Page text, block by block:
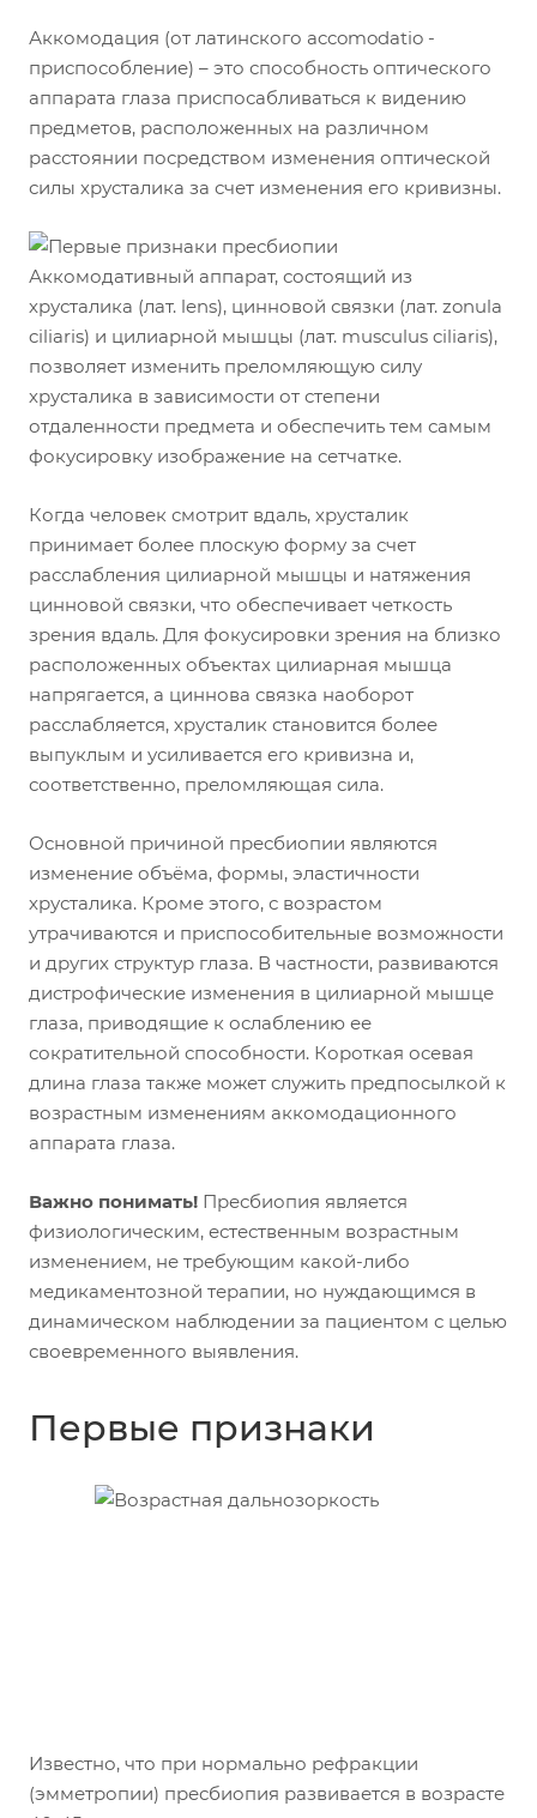
Аккомодация (от латинского accomodatio -
приспособление) – это способность оптического
аппарата глаза приспосабливаться к видению
предметов, расположенных на различном
расстоянии посредством изменения оптической
силы хрусталика за счет изменения его кривизны.
Аккомодативный аппарат, состоящий из
хрусталика (лат. lens), цинновой связки (лат. zonula
ciliaris) и цилиарной мышцы (лат. musculus ciliaris),
позволяет изменить преломляющую силу
хрусталика в зависимости от степени
отдаленности предмета и обеспечить тем самым
фокусировку изображение на сетчатке.
Когда человек смотрит вдаль, хрусталик
принимает более плоскую форму за счет
расслабления цилиарной мышцы и натяжения
цинновой связки, что обеспечивает четкость
зрения вдаль. Для фокусировки зрения на близко
расположенных объектах цилиарная мышца
напрягается, а циннова связка наоборот
расслабляется, хрусталик становится более
выпуклым и усиливается его кривизна и,
соответственно, преломляющая сила.
Основной причиной пресбиопии являются
изменение объёма, формы, эластичности
хрусталика. Кроме этого, с возрастом
утрачиваются и приспособительные возможности
и других структур глаза. В частности, развиваются
дистрофические изменения в цилиарной мышце
глаза, приводящие к ослаблению ее
сократительной способности. Короткая осевая
длина глаза также может служить предпосылкой к
возрастным изменениям аккомодационного
аппарата глаза.
Важно понимать! Пресбиопия является
физиологическим, естественным возрастным
изменением, не требующим какой-либо
медикаментозной терапии, но нуждающимся в
динамическом наблюдении за пациентом с целью
своевременного выявления.
Первые признаки
Известно, что при нормально рефракции
(эмметропии) пресбиопия развивается в возрасте